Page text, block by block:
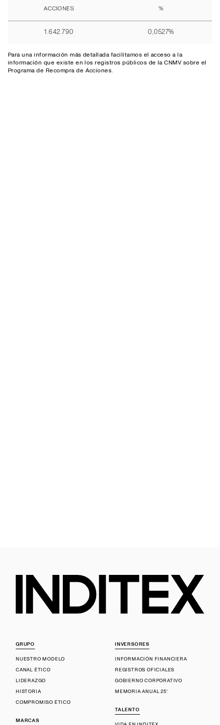
ACCIONES %
1.642.790 0,0527%
Para una información más detallada facilitamos el accesoa la
información que existe en los registros públicos de la CNMV sobre el
Programa de Recompra de Acciones.
GRUPO
NUESTRO MODELO
CANAL ÉTICO
LIDERAZGO
HISTORIA
COMPROMISO ÉTICO
MARCAS
INVERSORES
INFORMACIÓN FINANCIERA
REGISTROS OFICIALES
GOBIERNO CORPORATIVO
MEMORIA ANUAL 25'
TALENTO